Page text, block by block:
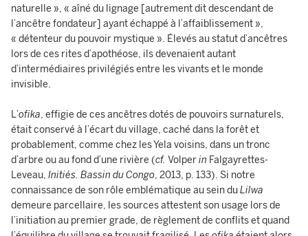
naturelle », « aîné du lignage [autrement dit descendant de
l’ancêtre fondateur] ayant échappé à l’affaiblissement »,
« détenteur du pouvoir mystique ». Élevés au statut d’ancêtres
lors de ces rites d’apothéose, ils devenaient autant
d’intermédiaires privilégiés entre les vivants et le monde
invisible.
L’ofika, effigie de ces ancêtres dotés de pouvoirs surnaturels,
était conservé à l’écart du village, caché dans la forêt et
probablement, comme chez les Yela voisins, dans un tronc
d’arbre ou au fond d’une rivière (cf. Volperin Falgayrettes-
Leveau, Initiés. Bassin du Congo, 2013, p. 133). Si notre
connaissance de son rôle emblématique au sein duLilwa
demeure parcellaire, les sources attestent son usage lors de
l’initiation au premier grade, de règlement de conflits et quand